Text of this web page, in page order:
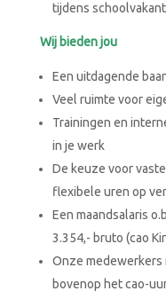
tijdens
Wij bieden jou
Een uitdagende
Veel ruimte voor
Trainingen en
in je werk
De keuze voor
flexibele uren op
Een maandsalaris
3.354,- bruto (cao
Onze
bovenop het cao-